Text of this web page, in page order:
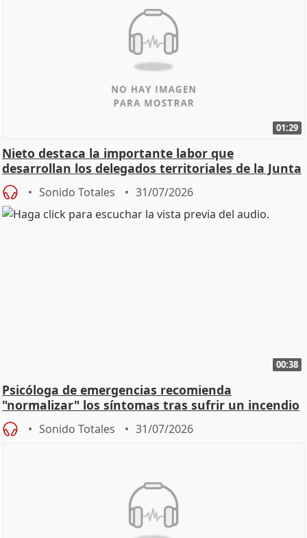
01:29
Nieto destaca la importante labor que
desarrollan los delegados territoriales de la Junta
Sonido Totales 31/07/2026
00:38
Psicóloga de emergencias recomienda
"normalizar" los síntomas tras sufrir un incendio
Sonido Totales 31/07/2026